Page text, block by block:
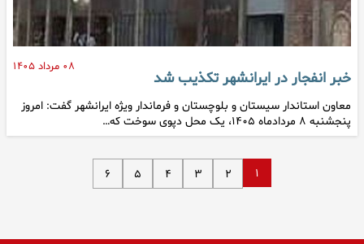
۰۸ مرداد ۱۴۰۵
خبر انفجار در ایرانشهر تکذیب شد
معاون استاندار سیستان و بلوچستان و فرماندار ویژه ایرانشهر گفت: امروز
پنجشنبه ۸ مردادماه ۱۴۰۵، یک محل دپوی سوخت که…
۱ ۲ ۳ ۴ ۵ ۶